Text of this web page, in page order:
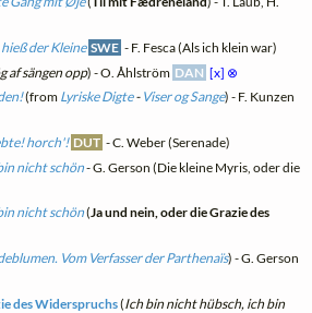
der Kleine SWE - F. Fesca (Als ich klein war)
af sängen opp) - O. Åhlström DAN [x] ⊗
(from Lyriske Digte- Viser og Sange) - F. Kunzen
horch'! DUT - C. Weber (Serenade)
nicht schön- G. Gerson (Die kleine Myris, oder die
nicht schön(Ja und nein, oder die Grazie des
Vom Verfasser der Parthenaïs) - G. Gerson
des Widerspruchs(Ich bin nicht hübsch, ich bin